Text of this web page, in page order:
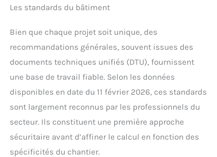
Les standards du bâtiment
Bien que chaque projet soit unique, des
recommandations générales, souvent issues des
documents techniques unifiés (DTU), fournissent
une base de travail fiable. Selon les données
disponibles en date du 11 février 2026, ces standards
sont largement reconnus par les professionnels du
secteur. Ils constituent une première approche
sécuritaire avant d’affiner le calcul en fonction des
spécificités du chantier.